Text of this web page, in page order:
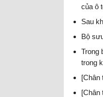
của ô
Sau
Bộ
Trong
trong
[Chân
[Chân